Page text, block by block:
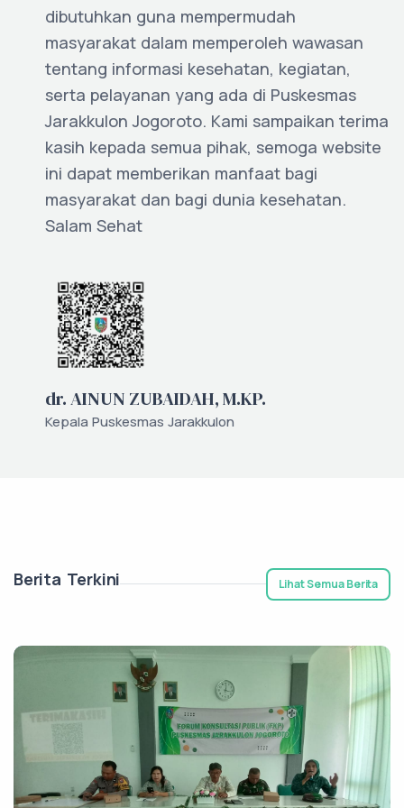
dibutuhkan guna mempermudah
masyarakat dalam memperoleh wawasan
tentang informasi kesehatan, kegiatan,
serta pelayanan yang ada di Puskesmas
Jarakkulon Jogoroto. Kami sampaikan terima
kasih kepada semua pihak, semoga website
ini dapat memberikan manfaat bagi
masyarakat dan bagi dunia kesehatan.
Salam Sehat
dr. AINUN ZUBAIDAH, M.KP.
Kepala Puskesmas Jarakkulon
Berita Terkini Lihat Semua Berita
KESEHATAN & LINGKUNGAN